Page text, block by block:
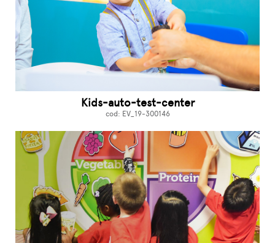
Kids-auto-test-center
cod: EV_19-300146